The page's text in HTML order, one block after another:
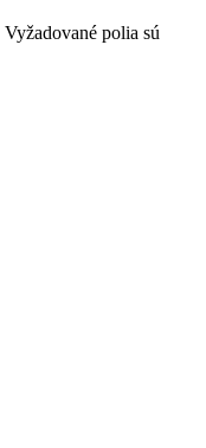
Vyžadované polia sú